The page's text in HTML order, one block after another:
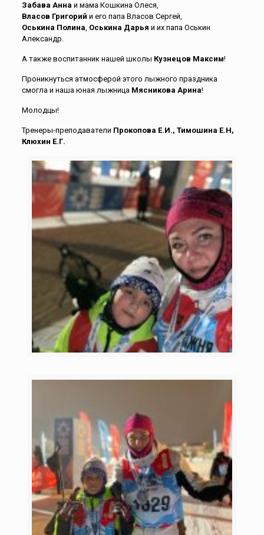
Забава Анна и мама Кошкина Олеся,
Власов Григорий и его папа Власов Сергей,
Оськина Полина, Оськина Дарья и их папа Оськин
Александр.
А также воспитанник нашей школы Кузнецов Максим!
Проникнуться атмосферой этого лыжного праздника
смогла и наша юная лыжница Мясникова Арина!
Молодцы!
Тренеры-преподаватели Прокопова Е.И., Тимошина Е.Н,
Клюхин Е.Г.